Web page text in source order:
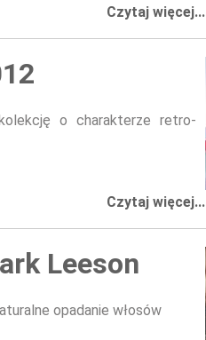
Czytaj więcej...
o charakterze retro-
Czytaj więcej...
Leeson
opadanie włosów